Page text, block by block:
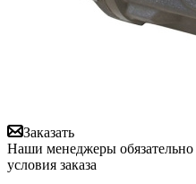
Заказать
Наши менеджеры обязательно
условия заказа